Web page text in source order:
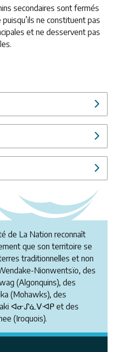
secondaires sont fermés
ne constituent pas
et ne desservent pas
de La Nation reconnaît
que son territoire se
traditionnelles et non
Nionwentsïo, des
(Algonquins), des
(Mohawks), des
ᐊᓂᔑᓈᐯᐗᑭ et des
(Iroquois).